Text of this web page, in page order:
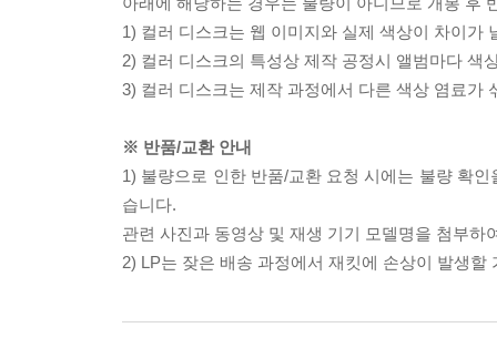
1) 컬러 디스크는 웹 이미지와 실제 색상이 차이가
2) 컬러 디스크의 특성상 제작 공정시 앨범마다 색
3) 컬러 디스크는 제작 과정에서 다른 색상 염료가
※ 반품/교환 안내
1) 불량으로 인한 반품/교환 요청 시에는 불량 확
습니다.
관련 사진과 동영상 및 재생 기기 모델명을 첨부하
2) LP는 잦은 배송 과정에서 재킷에 손상이 발생